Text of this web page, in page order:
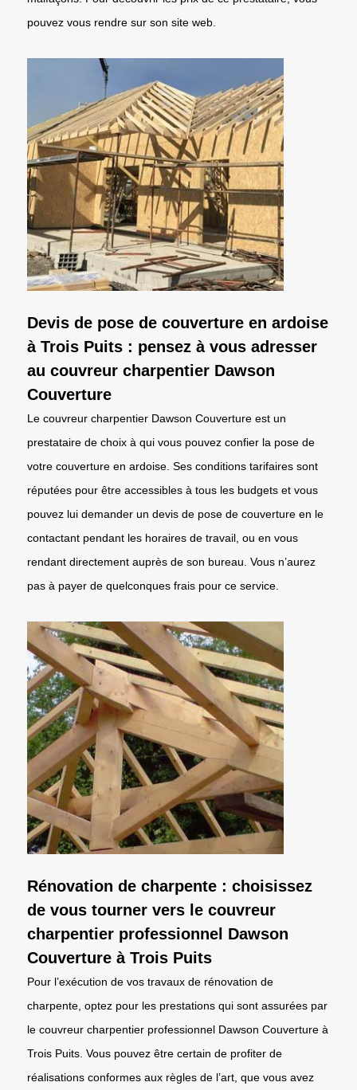
pouvez vous rendre sur son site web.
Devis de pose de couverture en ardoise
à Trois Puits : pensez à vous adresser
au couvreur charpentier Dawson
Couverture
Le couvreur charpentier Dawson Couverture est un
prestataire de choix à qui vous pouvez confier la pose de
votre couverture en ardoise. Ses conditions tarifaires sont
réputées pour être accessibles à tous les budgets et vous
pouvez lui demander un devis de pose de couverture en le
contactant pendant les horaires de travail, ou en vous
rendant directement auprès de son bureau. Vous n’aurez
pas à payer de quelconques frais pour ce service.
Rénovation de charpente : choisissez
de vous tourner vers le couvreur
charpentier professionnel Dawson
Couverture à Trois Puits
Pour l’exécution de vos travaux de rénovation de
charpente, optez pour les prestations qui sont assurées par
le couvreur charpentier professionnel Dawson Couverture à
Trois Puits. Vous pouvez être certain de profiter de
réalisations conformes aux règles de l’art, que vous avez